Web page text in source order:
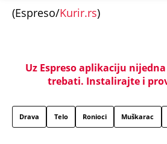
(Espreso/Kurir.rs)
Uz Espreso aplikaciju
trebati. Instalirajte i
Drava Telo Ronioci Muškarac